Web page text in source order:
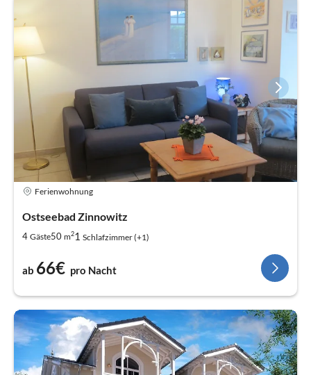
Ferienwohnung
Ostseebad Zinnowitz
4 Gäste50 m21 Schlafzimmer (+1)
ab 66€ pro Nacht